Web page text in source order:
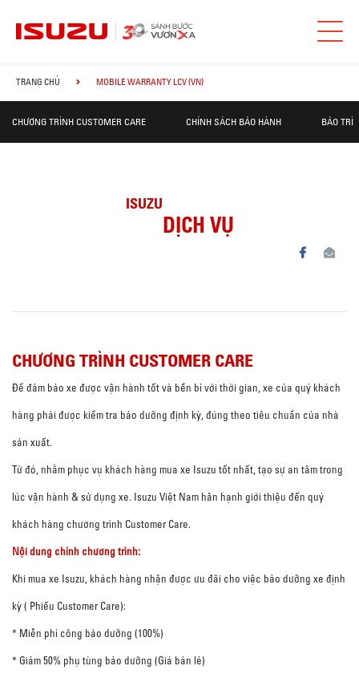
TRANG CHỦ MOBILE WARRANTY LCV (VN)
CHƯƠNG TRÌNH CUSTOMER CARE CHÍNH SÁCH BẢO HÀNH BẢO TRÌ
ISUZU
DỊCH VỤ
CHƯƠNG TRÌNH CUSTOMER CARE
Để đảm bảo xe được vận hành tốt và bền bỉ với thời gian, xe của quý khách
hàng phải được kiểm tra bảo dưỡng định kỳ, đúng theo tiêu chuẩn của nhà
sản xuất.
Từ đó, nhằm phục vụ khách hàng mua xe Isuzu tốt nhất, tạo sự an tâm trong
lúc vận hành & sử dụng xe. Isuzu Việt Nam hân hạnh giới thiệu đến quý
khách hàng chương trình Customer Care.
Nội dung chính chương trình:
Khi mua xe Isuzu, khách hàng nhận được ưu đãi cho việc bảo dưỡng xe định
kỳ ( Phiếu Customer Care):
* Miễn phí công bảo dưỡng (100%)
* Giảm 50% phụ tùng bảo dưỡng (Giá bán lẻ)